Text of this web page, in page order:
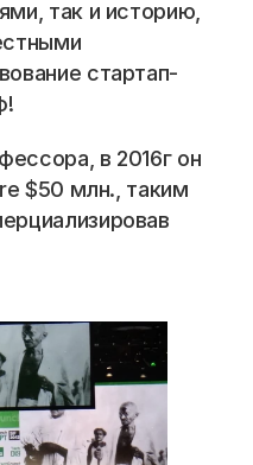
так и историю,
стартап-
в 2016г он
$50 млн., таким